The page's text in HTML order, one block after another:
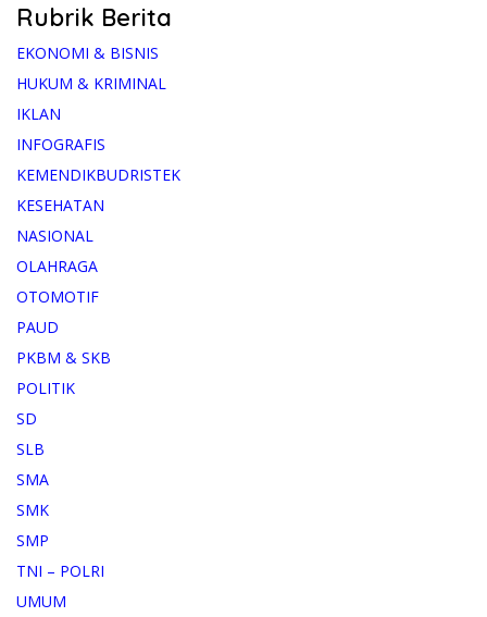
Rubrik Berita
EKONOMI & BISNIS
HUKUM & KRIMINAL
IKLAN
INFOGRAFIS
KEMENDIKBUDRISTEK
KESEHATAN
NASIONAL
OLAHRAGA
OTOMOTIF
PAUD
PKBM & SKB
POLITIK
SD
SLB
SMA
SMK
SMP
TNI – POLRI
UMUM